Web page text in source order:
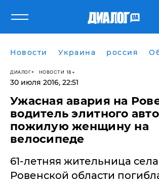
Новости Украина россия
ДИАЛОГ НОВОСТИ 18+
30 июля 2016, 22:51
Ужасная авария на
водитель элитного
пожилую женщину на
велосипеде
61-летняя жительница
Ровенской области